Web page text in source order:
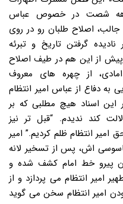
شصت در خصوص عباس
جالب، اصلاح طلبان رو در روی
گرفتن تاریخ و تبرئه
پیش از این هم در طیف اصلاح
از چهره های معروف
به دفاع از عباس امیر انتظام
این اسناد هیچ مطلبی که بر
کند ندیدم. “قبل تر نیز
امیر انتظام ظلم کردیم.” امیر
اش، پس از تسخیر لانه
پیرو خط امام کشف شده و
امیر انتظام می پردازد و از
امیر انتظام سخن می گوید